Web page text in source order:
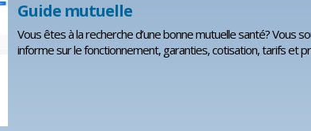
Guide mutuelle
Vous êtes à la recherche d’une bonne mutuelle santé? Vous
informe sur le fonctionnement, garanties, cotisation, tarifs et